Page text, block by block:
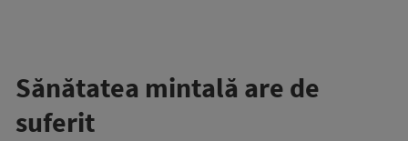
Sănătatea mintală are de
suferit